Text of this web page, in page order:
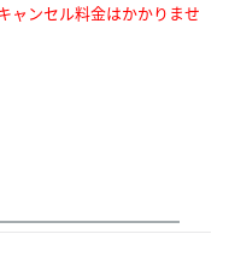
ャンセル料金はかかりませ